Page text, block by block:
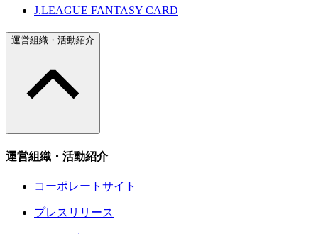
J.LEAGUE FANTASY CARD
運営組織・活動紹介
運営組織・活動紹介
コーポレートサイト
プレスリリース